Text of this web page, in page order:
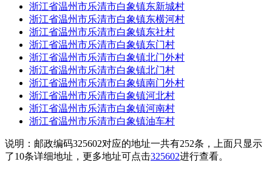
浙江省温州市乐清市白象镇东新城村
浙江省温州市乐清市白象镇东横河村
浙江省温州市乐清市白象镇东社村
浙江省温州市乐清市白象镇东门村
浙江省温州市乐清市白象镇北门外村
浙江省温州市乐清市白象镇北门村
浙江省温州市乐清市白象镇南门外村
浙江省温州市乐清市白象镇河北村
浙江省温州市乐清市白象镇河南村
浙江省温州市乐清市白象镇油车村
说明：邮政编码325602对应的地址一共有252条，上面只显示
了10条详细地址，更多地址可点击325602进行查看。